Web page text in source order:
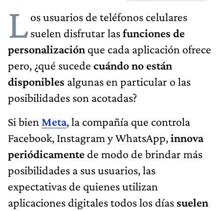
Los usuarios de teléfonos celulares
suelen disfrutar lasfunciones de
personalización que cada aplicación ofrece
pero, ¿qué sucede cuándo no están
disponibles algunas en particular o las
posibilidades son acotadas?
Si bien Meta, la compañía que controla
Facebook, Instagram y WhatsApp,innova
periódicamente de modo de brindar más
posibilidades a sus usuarios, las
expectativas de quienes utilizan
aplicaciones digitales todos los días suelen